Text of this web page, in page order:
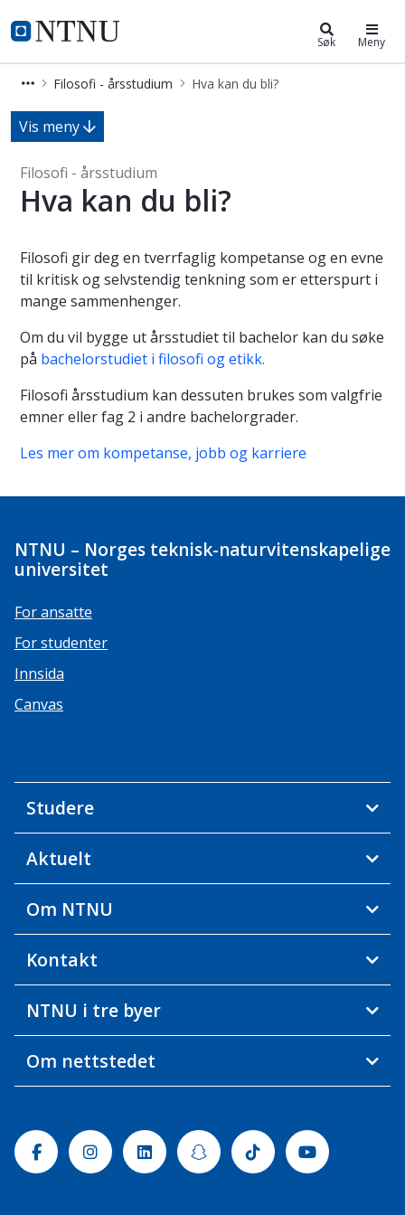
NTNU Hjemmeside
Filosofi - årsstudium Søk Meny
Filosofi - årsstudium Hva kan du bli?
Hva kan du bli? - Filosofi -
Vis meny
Filosofi - årsstudium
Hva kan du bli?
Filosofi gir deg en tverrfaglig kompetanse og en evne
til kritisk og selvstendig tenkning som er etterspurt i
mange sammenhenger.
Om du vil bygge ut årsstudiet til bachelor kan du søke
på bachelorstudiet i filosofi og etikk.
Filosofi årsstudium kan dessuten brukes som valgfrie
emner eller fag 2 i andre bachelorgrader.
Les mer om kompetanse, jobb og karriere
NTNU – Norges teknisk-naturvitenskapelige
universitet
For ansatte
For studenter
Innsida
Canvas
Studere
Aktuelt
Om NTNU
Kontakt
NTNU i tre byer
Om nettstedet
FacebookInstagramLinkedinSnapchatTiktok Youtube